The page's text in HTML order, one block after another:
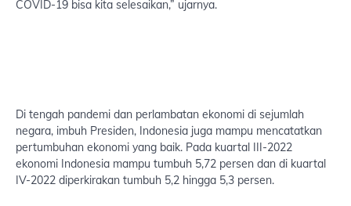
COVID-19 bisa kita selesaikan,” ujarnya.
Di tengah pandemi dan perlambatan ekonomi di sejumlah
negara, imbuh Presiden, Indonesia juga mampu mencatatkan
pertumbuhan ekonomi yang baik. Pada kuartal III-2022
ekonomi Indonesia mampu tumbuh 5,72 persen dan di kuartal
IV-2022 diperkirakan tumbuh 5,2 hingga 5,3 persen.